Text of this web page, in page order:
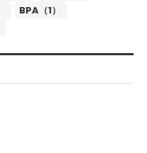
BPA（1）